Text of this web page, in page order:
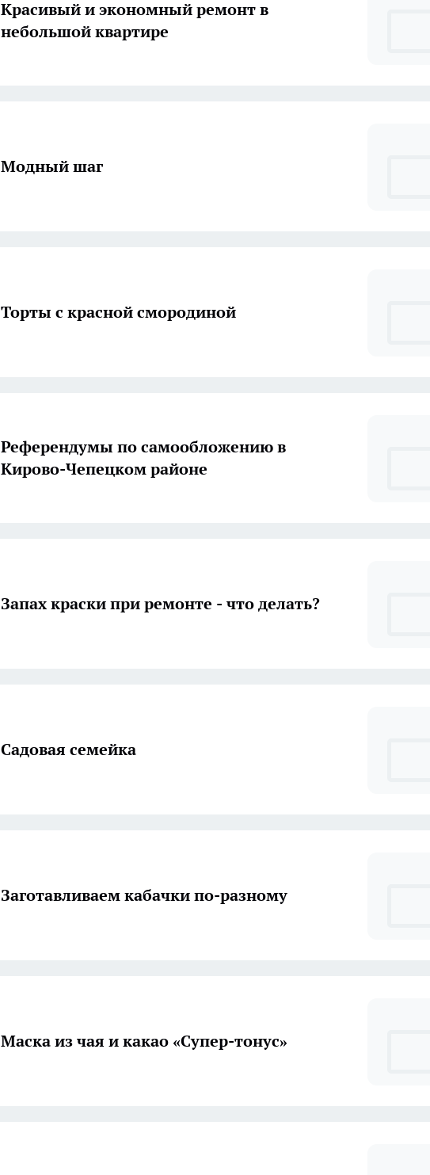
Красивый и экономный ремонт в
небольшой квартире
Модный шаг
Торты с красной смородиной
Референдумы по самообложению в
Кирово-Чепецком районе
Запах краски при ремонте - что делать?
Садовая семейка
Заготавливаем кабачки по-разному
Маска из чая и какао «Супер-тонус»